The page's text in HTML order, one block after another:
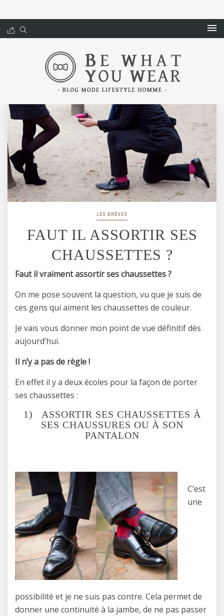
LES BRÈVES
FAUT IL ASSORTIR SES
CHAUSSETTES ?
Faut il vraiment assortir ses chaussettes ?
On me pose souvent la question, vu que je suis de
ces gens qui aiment les chaussettes de couleur.
Je vais vous donner mon point de vue définitif dès
aujourd’hui.
Il n’y a pas de règle !
En effet il y a deux écoles pour la façon de porter
ses chaussettes :
1) ASSORTIR SES CHAUSSETTES À
SES CHAUSSURES OU À SON
PANTALON
C’est
une
possibilité et je ne suis pas contre. Cela permet de
donner une continuité à la jambe, de ne pas passer